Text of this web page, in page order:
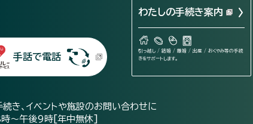
手話で電話
わたしの手続き案内
引っ越し / 結婚 / 離婚 / 出産 / おくやみ等の手続
きをサポートします。
き、イベントや施設のお問い合わせに
～午後9時[年中無休]